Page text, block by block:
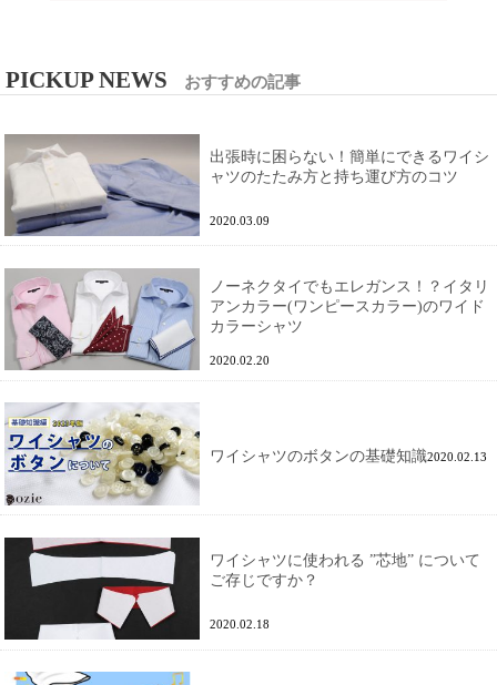
PICKUP NEWS おすすめの記事
出張時に困らない！簡単にできるワイシ
ャツのたたみ方と持ち運び方のコツ
2020.03.09
ノーネクタイでもエレガンス！？イタリ
アンカラー(ワンピースカラー)のワイド
カラーシャツ
2020.02.20
ワイシャツのボタンの基礎知識2020.02.13
ワイシャツに使われる ”芯地” について
ご存じですか？
2020.02.18